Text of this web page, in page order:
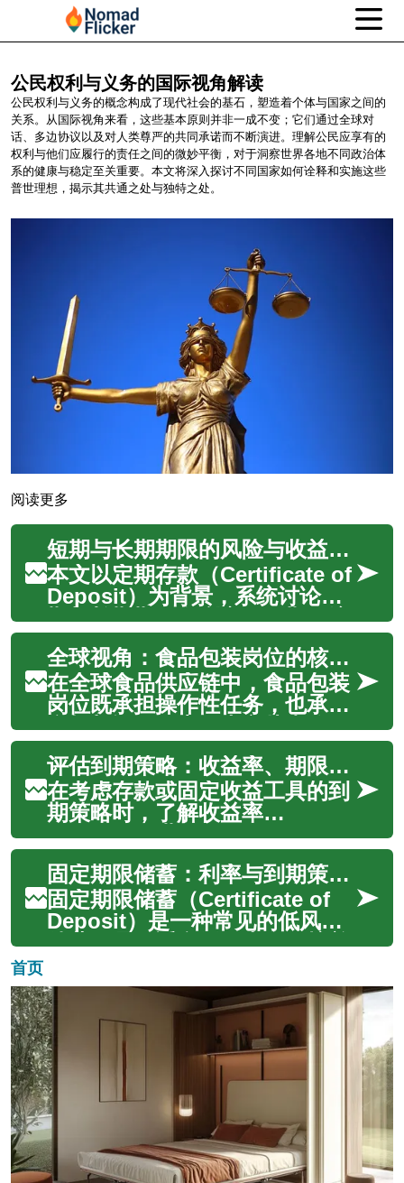
公民权利与义务的国际视角解读
公民权利与义务的概念构成了现代社会的基石，塑造着个体与国家之间的
关系。从国际视角来看，这些基本原则并非一成不变；它们通过全球对
话、多边协议以及对人类尊严的共同承诺而不断演进。理解公民应享有的
权利与他们应履行的责任之间的微妙平衡，对于洞察世界各地不同政治体
系的健康与稳定至关重要。本文将深入探讨不同国家如何诠释和实施这些
普世理想，揭示其共通之处与独特之处。
阅读更多
短期与长期期限的风险与收益权衡
本文以定期存款（Certificate of
Deposit）为背景，系统讨论短
期与长期期限在利率、到期、流
动性、通胀和税务等方面的差异
与权衡，分析梯形
（laddering）与分散化策略，
并提供现实成本估算与机构比
较，帮助读者基于流动...
全球视角：食品包装岗位的核心职责与日常流程
在全球食品供应链中，食品包装
岗位既承担操作性任务，也承担
合规与记录职责。本文从岗位职
责、日常流程、跨部门协作与技
术趋势等角度出发，系统梳理包
装线上的关键环节，包括包装与
装配、仓储与库存、卫生与危害
分析、检验与贴标、轮班与人体
工学、自动...
评估到期策略：收益率、期限与流动性权衡
在考虑存款或固定收益工具的到
期策略时，了解收益率
（yield）、期限
（term/maturity）与流动性
（liquidity）之间的权衡至关重
要。本文从利率
（interest/rates）环境、现金流
（cashflow）需求和再投资...
固定期限储蓄：利率与到期策略解析
固定期限储蓄（Certificate of
Deposit）是一种常见的低风险
储蓄工具，适合需要本金保护并
户。本文概述利率
（rates/interest）的基本原理、
到期（maturity/term）安排、...
首页